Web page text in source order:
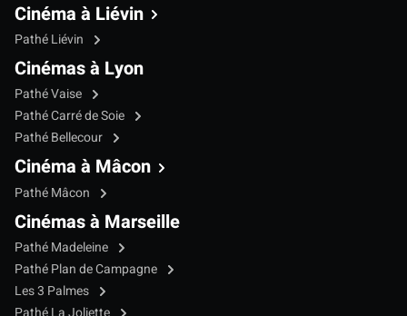
Cinéma à Liévin
Pathé Liévin
Cinémas à Lyon
Pathé Vaise
Pathé Carré de Soie
Pathé Bellecour
Cinéma à Mâcon
Pathé Mâcon
Cinémas à Marseille
Pathé Madeleine
Pathé Plan de Campagne
Les 3 Palmes